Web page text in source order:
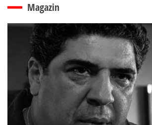
Magazin